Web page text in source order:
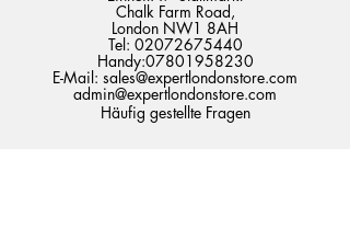
Chalk Farm Road,
London NW1 8AH
Tel: 02072675440
Handy:07801958230
E-Mail: sales@expertlondonstore.com
admin@expertlondonstore.com
Häufig gestellte Fragen